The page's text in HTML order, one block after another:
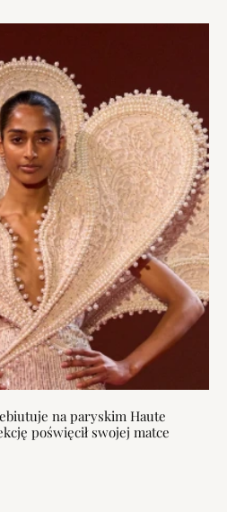
na paryskim Haute
poświęcił swojej matce